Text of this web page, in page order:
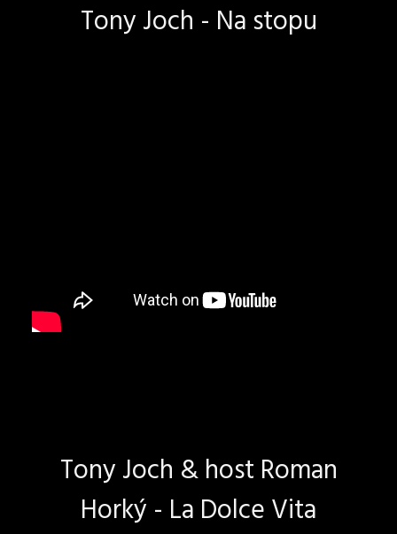
Tony Joch - Na stopu
Tony Joch & host Roman
Horký - La Dolce Vita